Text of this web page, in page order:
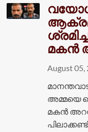
മകൻ
August 05,
അമ്മയെ
മകൻ